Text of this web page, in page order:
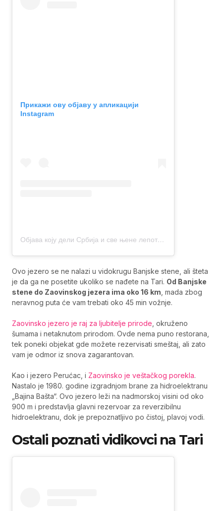
Прикажи ову објаву у апликацији
Instagram
Објава коју дели Србија и све њене лепоте
Ovo jezero se ne nalazi u vidokrugu Banjske stene, ali šteta
je da ga ne posetite ukoliko se nađete na Tari. Od Banjske
stene do Zaovinskog jezera ima oko 16 km , mada zbog
neravnog puta će vam trebati oko 45 min vožnje.
Zaovinsko jezero je raj za ljubitelje prirode , okruženo
šumama i netaknutom prirodom. Ovde nema puno restorana,
tek poneki objekat gde možete rezervisati smeštaj, ali zato
vam je odmor iz snova zagarantovan.
Kao i jezero Perućac, i Zaovinsko je veštačkog porekla.
Nastalo je 1980. godine izgradnjom brane za hidroelektranu
„Bajina Bašta“. Ovo jezero leži na nadmorskoj visini od oko
900 m i predstavlja glavni rezervoar za reverzibilnu
hidroelektranu, dok je prepoznatljivo po čistoj, plavoj vodi.
Ostali poznati vidikovci na Tari